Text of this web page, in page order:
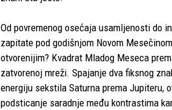
Od povremenog osećaja usamljenosti do
zapitate pod godišnjom Novom
otvorenijim? Kvadrat Mladog Meseca
zatvorenoj mreži. Spajanje dva fiksnog
energiju sekstila Saturna prema Jupiteru,
podsticanje saradnje među kontrastima